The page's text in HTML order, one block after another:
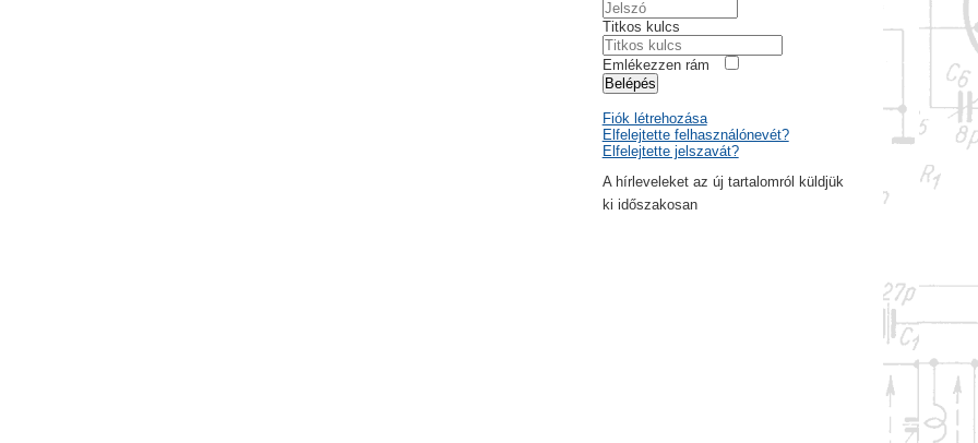
Titkos kulcs
Emlékezzen rám
Belépés
Fiók létrehozása
Elfelejtette felhasználónevét?
Elfelejtette jelszavát?
A hírleveleket az új tartalomról küldjük
ki időszakosan